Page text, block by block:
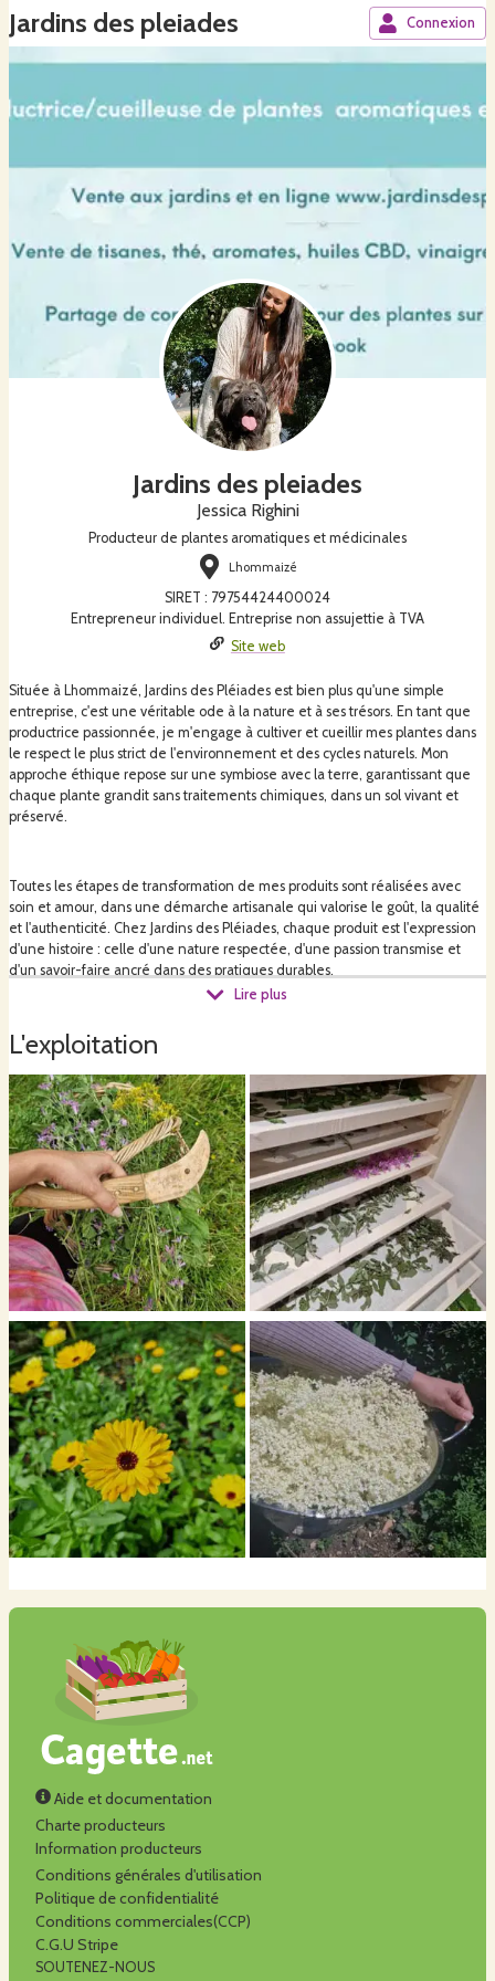
Jardins des pleiades Connexion
Jardins des pleiades
Jessica Righini
Producteur de plantes aromatiques et médicinales
Lhommaizé
SIRET : 79754424400024
Entrepreneur individuel. Entreprise non assujettie à TVA
Site web
Située à Lhommaizé, Jardins des Pléiades est bien plus qu'une simple
entreprise, c'est une véritable ode à la nature et à ses trésors. En tant que
productrice passionnée, je m'engage à cultiver et cueillir mes plantes dans
le respect le plus strict de l'environnement et des cycles naturels. Mon
approche éthique repose sur une symbiose avec la terre, garantissant que
chaque plante grandit sans traitements chimiques, dans un sol vivant et
préservé.
Toutes les étapes de transformation de mes produits sont réalisées avec
soin et amour, dans une démarche artisanale qui valorise le goût, la qualité
et l'authenticité. Chez Jardins des Pléiades, chaque produit est l'expression
d'une histoire : celle d'une nature respectée, d'une passion transmise et
d'un savoir-faire ancré dans des pratiques durables.
Que vous recherchiez des tisanes, des huiles, des vinaigres ou d'autres
trésors issus des plantes, vous trouverez ici des produits qui respectent
autant votre bien-être que celui de la planète. Bienvenue dans un univers
où la nature reprend ses droits et où chaque geste compte pour préserver
notre précieux équilibre écologique. ðŸŒ±âœ¨
Lire plus
L'exploitation
Aide et documentation
Charte producteurs
Information producteurs
Conditions générales d'utilisation
Politique de confidentialité
Conditions commerciales(CCP)
C.G.U Stripe
SOUTENEZ-NOUS